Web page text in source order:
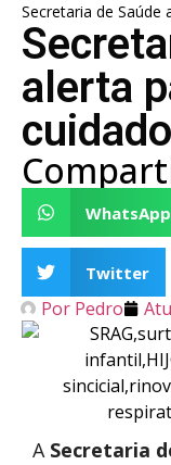
Secretaria de Saúde
alerta
WhatsApp
Twitter
Por Pedro
A Secretaria